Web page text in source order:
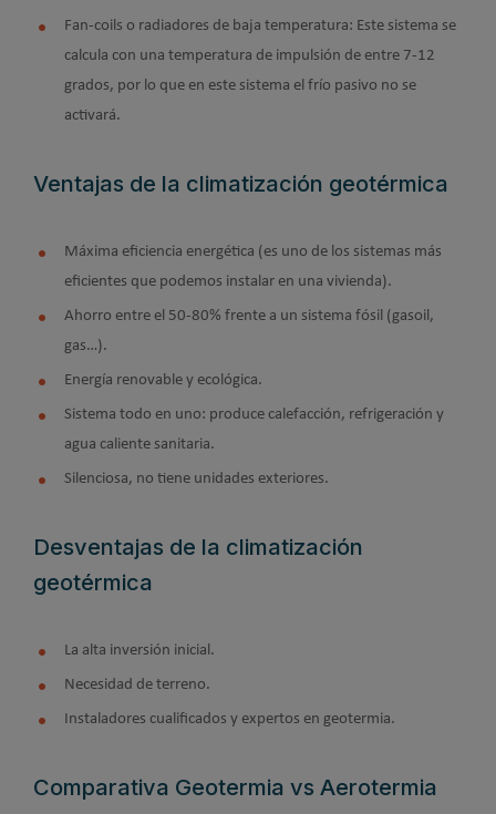
Fan-coils o radiadores de baja temperatura: Este sistema se
calcula con una temperatura de impulsión de entre 7-12
grados, por lo que en este sistema el frío pasivo no se
activará.
Ventajas de la climatización geotérmica
Máxima eficiencia energética (es uno de los sistemas más
eficientes que podemos instalar en una vivienda).
Ahorro entre el 50-80% frente a un sistema fósil (gasoil,
gas…).
Energía renovable y ecológica.
Sistema todo en uno: produce calefacción, refrigeración y
agua caliente sanitaria.
Silenciosa, no tiene unidades exteriores.
Desventajas de la climatización
geotérmica
La alta inversión inicial.
Necesidad de terreno.
Instaladores cualificados y expertos en geotermia.
Comparativa Geotermia vs Aerotermia